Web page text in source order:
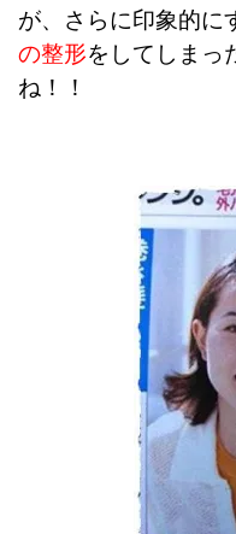
が、さらに印象的に
の整形をしてしまっ
ね！！